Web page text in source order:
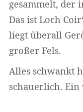
gesammelt, der
Das ist Loch
liegt überall
großer Fels.
Alles schwankt
schauerlich.